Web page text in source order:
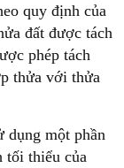
quy định của
đất được tách
phép tách
thửa với thửa
dụng một phần
tối thiểu của